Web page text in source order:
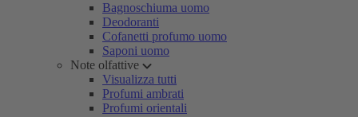
Bagnoschiuma uomo
Deodoranti
Cofanetti profumo uomo
Saponi uomo
Note olfattive
Visualizza tutti
Profumi ambrati
Profumi orientali